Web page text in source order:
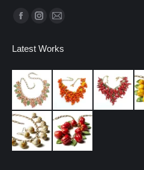
Ci puoi trovare su:
Facebook
opens
in
new
window
Instagram
opens
in
new
window
Mail
opens
in
new
window
Latest Works